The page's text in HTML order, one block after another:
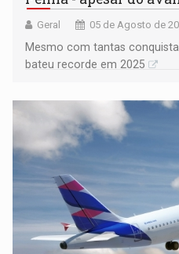
Geral 05 de Agosto de
Mesmo com tantas
bateu recorde em 2025